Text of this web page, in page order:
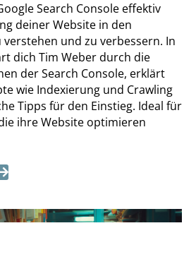
Search Console effektiv
deiner Website in den
und zu verbessern. In
dich Tim Weber durch die
der Search Console, erklärt
wie Indexierung und Crawling
Tipps für den Einstieg. Ideal für
ihre Website optimieren